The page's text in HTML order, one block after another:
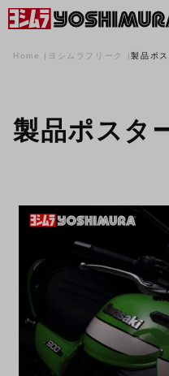
Home ヨシムラフリーク 製品ポ
製品ポスタ